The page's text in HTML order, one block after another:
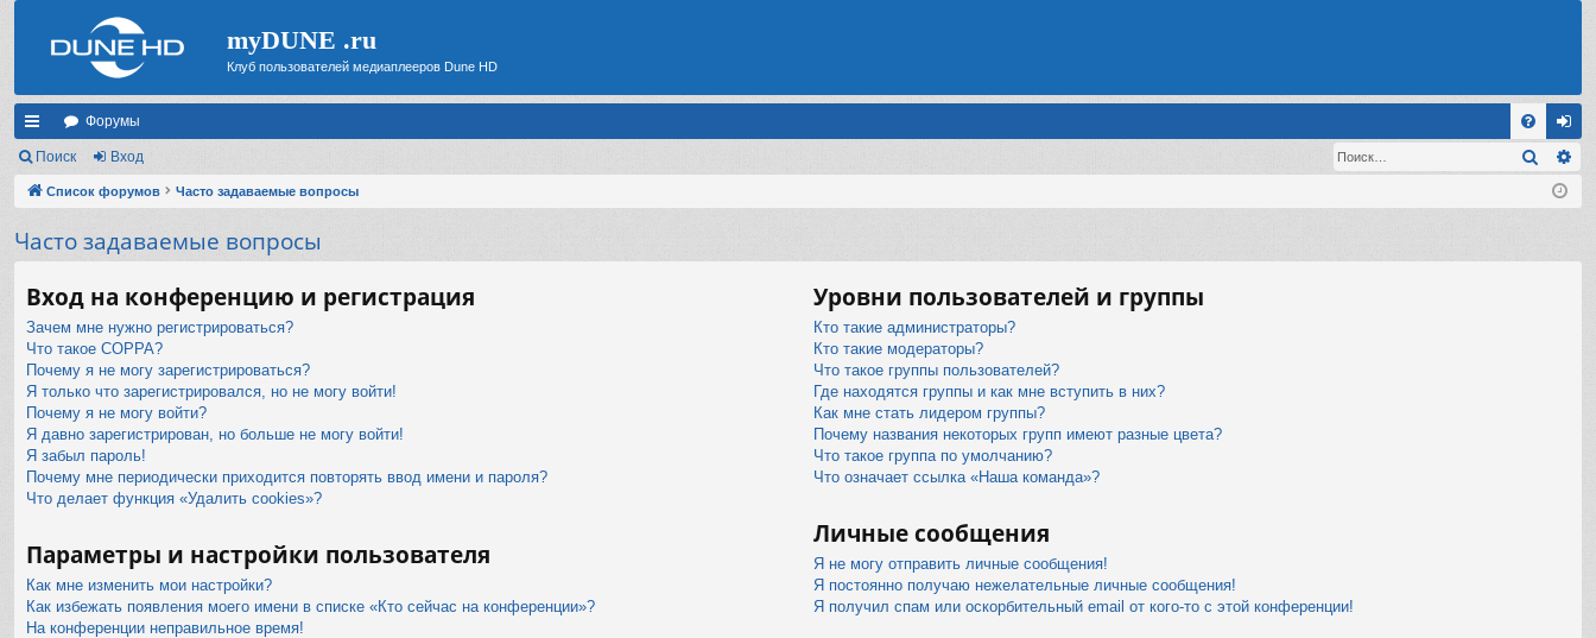
myDUNE .ru
Клуб пользователей медиаплееров Dune HD
с
ы
и
Форумы
FA хо
д
Поиск Вход Поиск
Список форумов Часто задаваемые вопросы
Часто задаваемые вопросы
Вход на конференцию и регистрация
Зачем мне нужно регистрироваться?
Что такое COPPA?
Почему я не могу зарегистрироваться?
Я только что зарегистрировался, но не могу войти!
Почему я не могу войти?
Я давно зарегистрирован, но больше не могу войти!
Я забыл пароль!
Почему мне периодически приходится повторять ввод имени и пароля?
Что делает функция «Удалить cookies»?
Параметры и настройки пользователя
Как мне изменить мои настройки?
Как избежать появления моего имени в списке «Кто сейчас на конференции»?
На конференции неправильное время!
Уровни пользователей и группы
Кто такие администраторы?
Кто такие модераторы?
Что такое группы пользователей?
Где находятся группы и как мне вступить в них?
Как мне стать лидером группы?
Почему названия некоторых групп имеют разные цвета?
Что такое группа по умолчанию?
Что означает ссылка «Наша команда»?
Личные сообщения
Я не могу отправить личные сообщения!
Я постоянно получаю нежелательные личные сообщения!
Я получил спам или оскорбительный email от кого-то с этой конференции!